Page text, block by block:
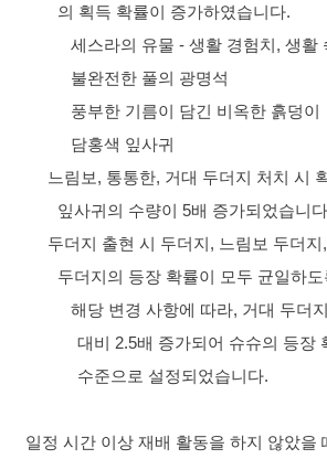
의 획득 확률이 증가하였습니다.
세스라의 유물 - 생활 경험치, 생활
불완전한 풀의 광명석
풍부한 기름이 담긴 비옥한 흙덩이
담홍색 잎사귀
느림보, 통통한, 거대 두더지 처치 시
잎사귀의 수량이 5배 증가되었습니
두더지 출현 시 두더지, 느림보 두더
두더지의 등장 확률이 모두 균일하
해당 변경 사항에 따라, 거대 두더
대비 2.5배 증가되어 슈슈의 등장
수준으로 설정되었습니다.
일정 시간 이상 재배 활동을 하지 않았을